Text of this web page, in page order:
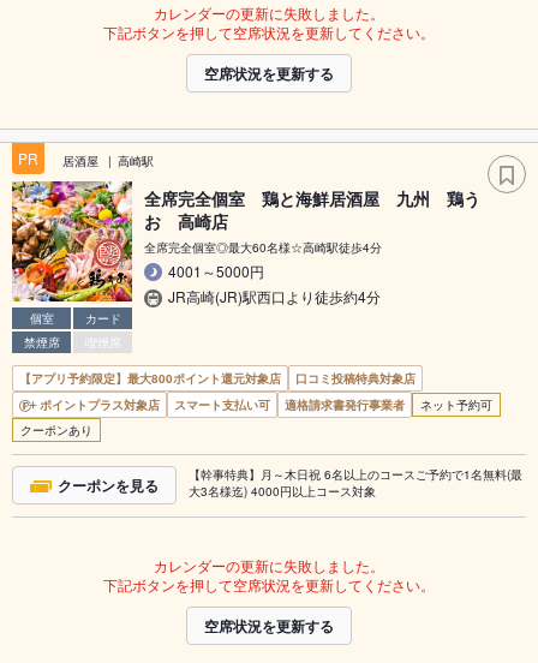
カレンダーの更新に失敗しました。
下記ボタンを押して空席状況を更新してください。
空席状況を更新する
PR 居酒屋 高崎駅
個室
カード
禁煙席
喫煙席
全席完全個室 鶏と海鮮居酒屋 九州 鶏う
お 高崎店
全席完全個室◎最大60名様☆高崎駅徒歩4分
4001～5000円
JR高崎(JR)駅西口より徒歩約4分
【アプリ予約限定】最大800ポイント還元対象店
口コミ投稿特典対象店
ポイントプラス対象店
スマート支払い可 適格請求書発行事業者
ネット予約可
クーポンあり
クーポンを見る
【幹事特典】月～木日祝 6名以上のコースご予約で1名無料(最
大3名様迄) 4000円以上コース対象
カレンダーの更新に失敗しました。
下記ボタンを押して空席状況を更新してください。
空席状況を更新する